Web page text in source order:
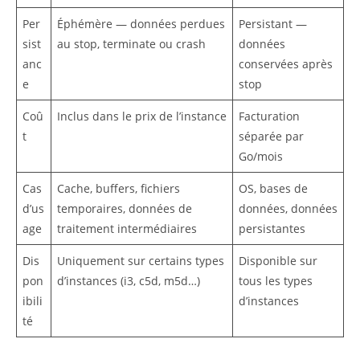
Per
sist
anc
e
Éphémère — données perdues
au stop, terminate ou crash
Persistant —
données
conservées après
stop
Coû
t
Inclus dans le prix de l’instance
Facturation
séparée par
Go/mois
Cas
d’us
age
Cache, buffers, fichiers
temporaires, données de
traitement intermédiaires
OS, bases de
données, données
persistantes
Dis
pon
ibili
té
Uniquement sur certains types
d’instances (i3, c5d, m5d…)
Disponible sur
tous les types
d’instances